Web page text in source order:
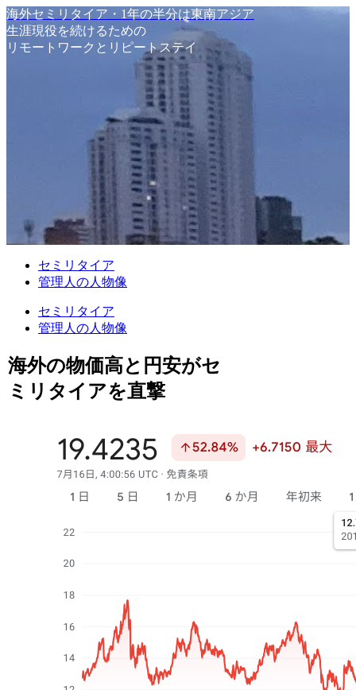
海外セミリタイア・1年の半分は東南アジア
生涯現役を続けるための
リモートワークとリピートステイ
セミリタイア
管理人の人物像
セミリタイア
管理人の人物像
海外の物価高と円安がセ
ミリタイアを直撃